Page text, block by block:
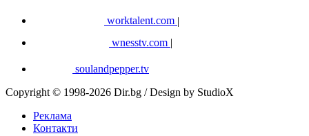
worktalent.com |
wnesstv.com |
soulandpepper.tv
Copyright © 1998-2026 Dir.bg / Design by StudioX
Реклама
Контакти